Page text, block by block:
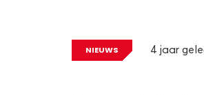
NIEUWS 4 jaar